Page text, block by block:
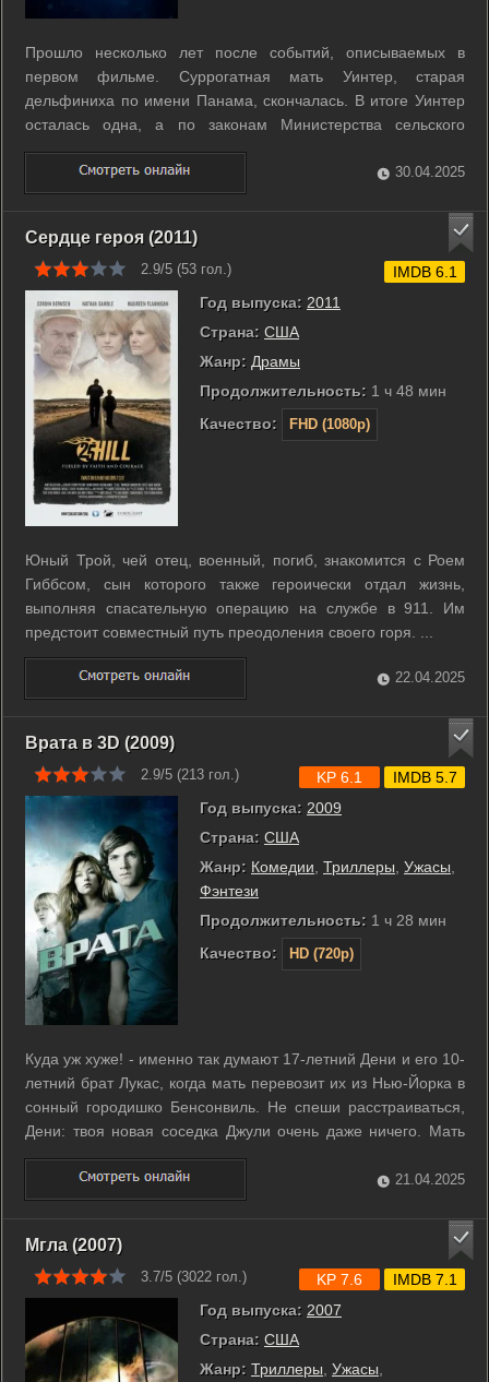
Прошло несколько лет после событий, описываемых в
первом фильме. Суррогатная мать Уинтер, старая
дельфиниха по имени Панама, скончалась. В итоге Уинтер
осталась одна, а по законам Министерства сельского
хозяйства США дельфинов нельзя содержать по одному.
Чтобы Уинтер не перевезли в другой аквариум, команде
морского госпиталя придется найти ей ...
30.04.2025
Сердце героя (2011)
2.9/5 (53 гол.)
Год выпуска: 2011
Страна: США
Жанр: Драмы
Продолжительность: 1 ч 48 мин
Качество:
FHD (1080p)
IMDB 6.1
Юный Трой, чей отец, военный, погиб, знакомится с Роем
Гиббсом, сын которого также героически отдал жизнь,
выполняя спасательную операцию на службе в 911. Им
предстоит совместный путь преодоления своего горя. ...
22.04.2025
Врата в 3D (2009)
2.9/5 (213 гол.)
Год выпуска: 2009
Страна: США
Жанр: Комедии Триллеры Ужасы
Фэнтези
Продолжительность: 1 ч 28 мин
Качество:
HD (720p)
KP 6.1 IMDB 5.7
Куда уж хуже! - именно так думают 17-летний Дени и его 10-
летний брат Лукас, когда мать перевозит их из Нью-Йорка в
сонный городишко Бенсонвиль. Не спеши расстраиваться,
Дени: твоя новая соседка Джули очень даже ничего. Мать
всё больше пропадает на работе, и братья находят себе
занятие: исследовать своё новое место жительства. Дени
всё больше ...
21.04.2025
Мгла (2007)
3.7/5 (3022 гол.)
Год выпуска: 2007
Страна: США
Жанр: Триллеры Ужасы
KP 7.6 IMDB 7.1